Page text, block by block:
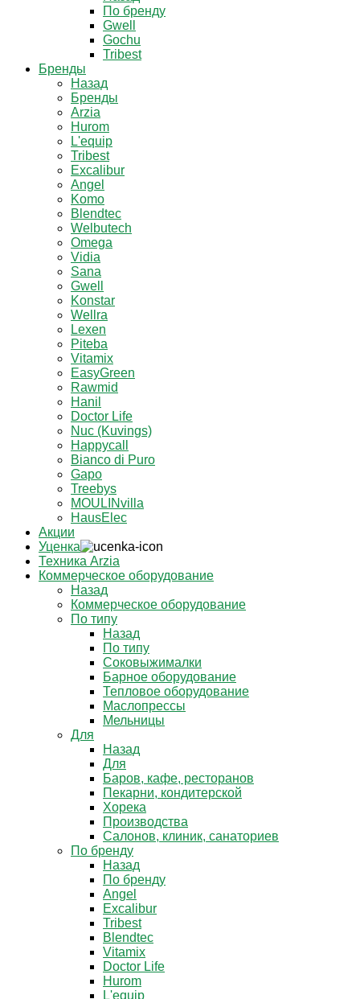
По бренду
Gwell
Gochu
Tribest
Бренды
Назад
Бренды
Arzia
Hurom
L'equip
Tribest
Excalibur
Angel
Komo
Blendtec
Welbutech
Omega
Vidia
Sana
Gwell
Konstar
Wellra
Lexen
Piteba
Vitamix
EasyGreen
Rawmid
Hanil
Doctor Life
Nuc (Kuvings)
Happycall
Bianco di Puro
Gapo
Treebys
MOULINvilla
HausElec
Акции
Уценка
Техника Arzia
Коммерческое оборудование
Назад
Коммерческое оборудование
По типу
Назад
По типу
Соковыжималки
Барное оборудование
Тепловое оборудование
Маслопрессы
Мельницы
Для
Назад
Для
Баров, кафе, ресторанов
Пекарни, кондитерской
Хорека
Производства
Салонов, клиник, санаториев
По бренду
Назад
По бренду
Angel
Excalibur
Tribest
Blendtec
Vitamix
Doctor Life
Hurom
L'equip